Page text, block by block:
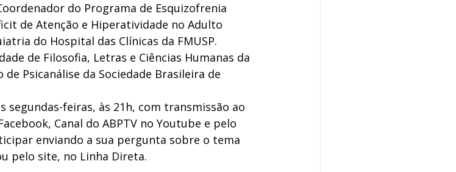
do Programa de Esquizofrenia
de Atenção e Hiperatividade no Adulto
do Hospital das Clínicas da FMUSP.
de Filosofia, Letras e Ciências Humanas da
Psicanálise da Sociedade Brasileira de
segundas-feiras, às 21h, com transmissão ao
Canal do ABPTV no Youtube e pelo
enviando a sua pergunta sobre o tema
pelo site, no Linha Direta.